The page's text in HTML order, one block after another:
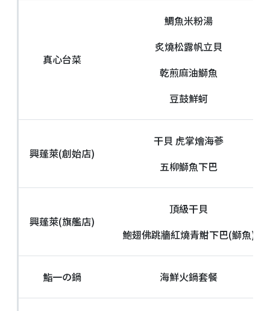
真心台菜
鯛魚米粉湯
炙燒松露帆立貝
乾煎麻油鰤魚
豆鼓鮮蚵
興蓬萊(創始店)
干貝 虎掌燴海蔘
五柳鰤魚下巴
興蓬萊(旗艦店)
頂級干貝
鮑翅佛跳牆紅燒青魽下巴(鰤魚)
鮨一の鍋 海鮮火鍋套餐